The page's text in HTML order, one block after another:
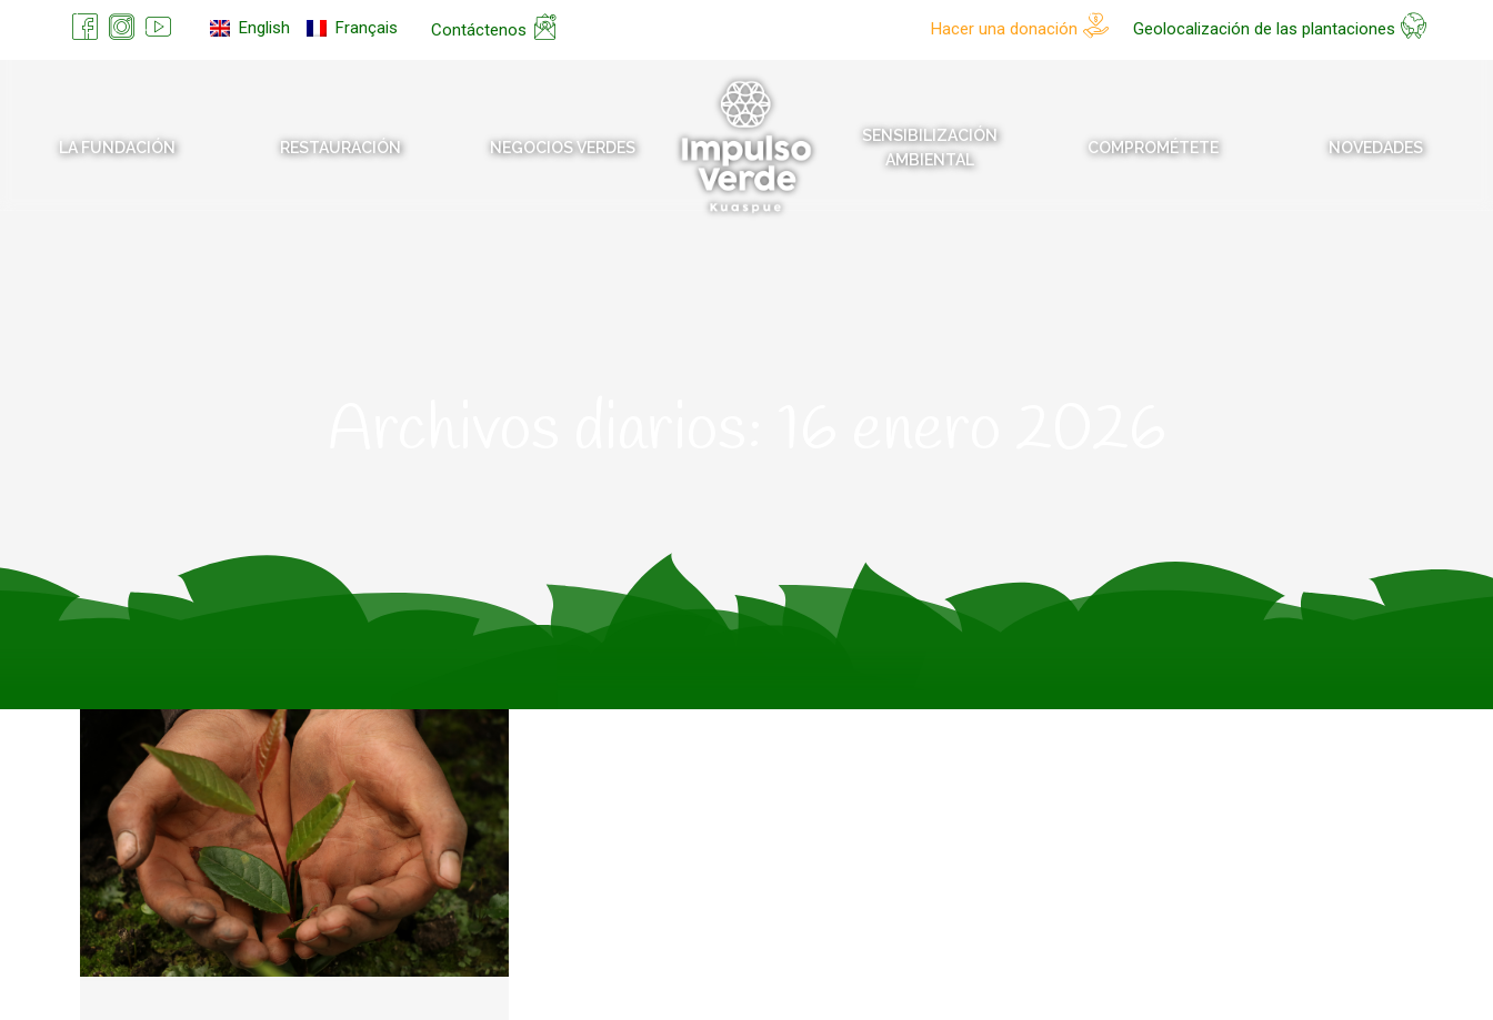
English Français Contáctenos Hacer una donación Geolocalización de las plantaciones
LA FUNDACIÓN RESTAURACIÓN NEGOCIOS VERDES
SENSIBILIZACIÓN
AMBIENTAL
COMPROMÉTETE NOVEDADES